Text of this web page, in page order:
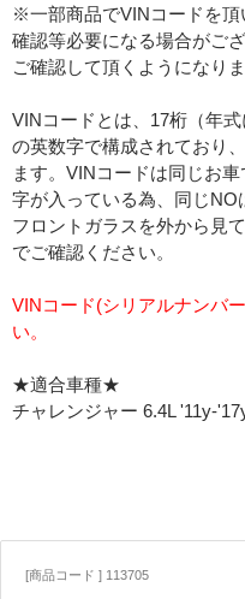
※一部商品でVINコードを
確認等必要になる場合がご
ご確認して頂くようになり
VINコードとは、17桁（年
の英数字で構成されており
ます。VINコードは同じお
字が入っている為、同じ
フロントガラスを外から見
でご確認ください。
VINコード(シリアルナンバ
い。
★適合車種★
チャレンジャー 6.4L '11y-
[商品コード ] 113705